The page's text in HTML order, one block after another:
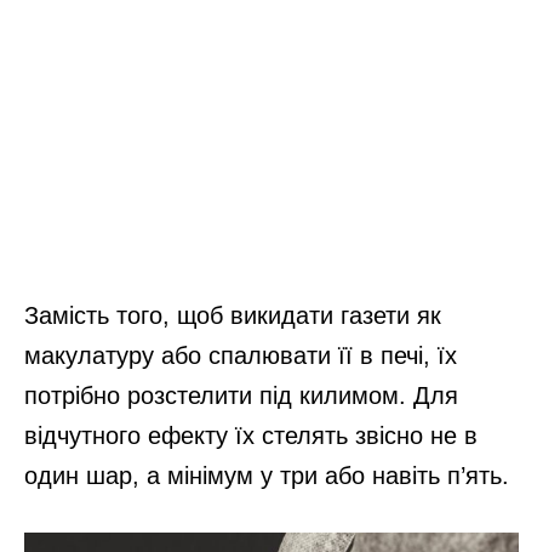
Замість того, щоб викидати газети як
макулатуру або спалювати її в печі, їх
потрібно розстелити під килимом. Для
відчутного ефекту їх стелять звісно не в
один шар, а мінімум у три або навіть п’ять.